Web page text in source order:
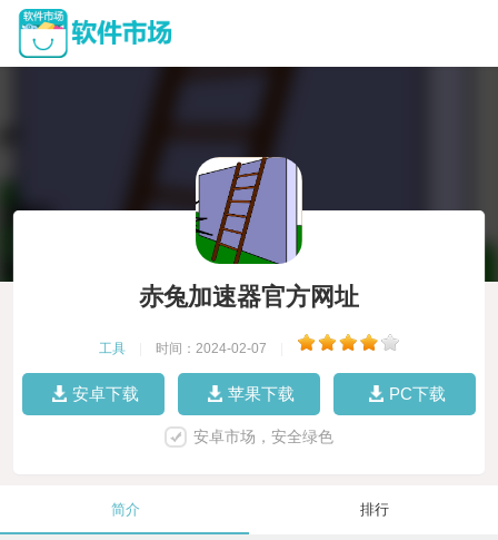
赤兔加速器官方网址
工具 时间：2024-02-07
安卓下载 苹果下载 PC下载
安卓市场，安全绿色
简介 排行